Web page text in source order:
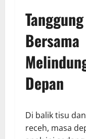
Bersama
Depan
Di balik tisu
receh, masa